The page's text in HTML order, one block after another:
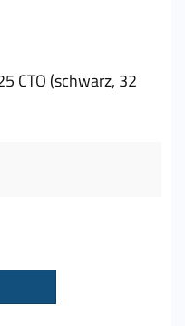
CTO (schwarz, 32